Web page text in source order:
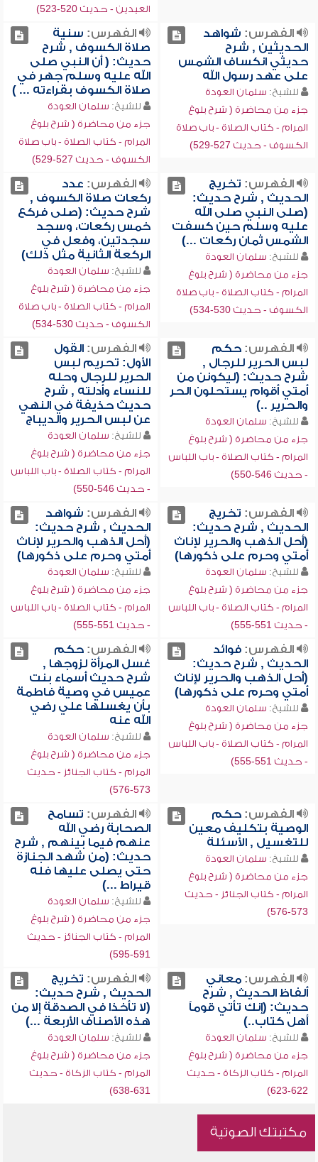
العيدين - حديث 520-523)
الفهرس: شواهد
الحديثين , شرح
حديثي انكساف الشمس
على عهد رسول الله
للشيخ: سلمان العودة
جزء من محاضرة ( شرح بلوغ
المرام - كتاب الصلاة - باب صلاة
الكسوف - حديث 527-529)
الفهرس: سنية
صلاة الكسوف , شرح
حديث: ( أن النبي صلى
الله عليه وسلم جهر في
صلاة الكسوف بقراءته ... )
للشيخ: سلمان العودة
جزء من محاضرة ( شرح بلوغ
المرام - كتاب الصلاة - باب صلاة
الكسوف - حديث 527-529)
الفهرس: تخريج
الحديث , شرح حديث:
(صلى النبي صلى الله
عليه وسلم حين كسفت
الشمس ثمان ركعات ...)
للشيخ: سلمان العودة
جزء من محاضرة ( شرح بلوغ
المرام - كتاب الصلاة - باب صلاة
الكسوف - حديث 530-534)
الفهرس: عدد
ركعات صلاة الكسوف ,
شرح حديث: (صلى فركع
خمس ركعات، وسجد
سجدتين، وفعل في
الركعة الثانية مثل ذلك)
للشيخ: سلمان العودة
جزء من محاضرة ( شرح بلوغ
المرام - كتاب الصلاة - باب صلاة
الكسوف - حديث 530-534)
الفهرس:حكم
لبس الحرير للرجال ,
شرح حديث: (ليكونن من
أمتي أقوام يستحلون الحر
والحرير ..)
للشيخ: سلمان العودة
جزء من محاضرة ( شرح بلوغ
المرام - كتاب الصلاة - باب اللباس
- حديث 546-550)
الفهرس:القول
الأول: تحريم لبس
الحرير للرجال وحله
للنساء وأدلته , شرح
حديث حذيفة في النهي
عن لبس الحرير والديباج
للشيخ: سلمان العودة
جزء من محاضرة ( شرح بلوغ
المرام - كتاب الصلاة - باب اللباس
- حديث 546-550)
الفهرس: تخريج
الحديث , شرح حديث:
(أحل الذهب والحرير لإناث
أمتي وحرم على ذكورها)
للشيخ: سلمان العودة
جزء من محاضرة ( شرح بلوغ
المرام - كتاب الصلاة - باب اللباس
- حديث 551-555)
الفهرس: شواهد
الحديث , شرح حديث:
(أحل الذهب والحرير لإناث
أمتي وحرم على ذكورها)
للشيخ: سلمان العودة
جزء من محاضرة ( شرح بلوغ
المرام - كتاب الصلاة - باب اللباس
- حديث 551-555)
الفهرس:فوائد
الحديث , شرح حديث:
(أحل الذهب والحرير لإناث
أمتي وحرم على ذكورها)
للشيخ: سلمان العودة
جزء من محاضرة ( شرح بلوغ
المرام - كتاب الصلاة - باب اللباس
- حديث 551-555)
الفهرس:حكم
غسل المرأة لزوجها ,
شرح حديث أسماء بنت
عميس في وصية فاطمة
بأن يغسلها علي رضي
الله عنه
للشيخ: سلمان العودة
جزء من محاضرة ( شرح بلوغ
المرام - كتاب الجنائز - حديث
573-576)
الفهرس:حكم
الوصية بتكليف معين
للتغسيل , الأسئلة
للشيخ: سلمان العودة
جزء من محاضرة ( شرح بلوغ
المرام - كتاب الجنائز - حديث
573-576)
الفهرس: تسامح
الصحابة رضي الله
عنهم فيما بينهم , شرح
حديث: (من شهد الجنازة
حتى يصلى عليها فله
قيراط ...)
للشيخ: سلمان العودة
جزء من محاضرة ( شرح بلوغ
المرام - كتاب الجنائز - حديث
591-595)
الفهرس:معاني
ألفاظ الحديث , شرح
حديث: (إنك تأتي قوماً
أهل كتاب..)
للشيخ: سلمان العودة
جزء من محاضرة ( شرح بلوغ
المرام - كتاب الزكاة - حديث
622-623)
الفهرس: تخريج
الحديث , شرح حديث:
(لا تأخذا في الصدقة إلا من
هذه الأصناف الأربعة ...)
للشيخ: سلمان العودة
جزء من محاضرة ( شرح بلوغ
المرام - كتاب الزكاة - حديث
631-638)
مكتبتك الصوتية